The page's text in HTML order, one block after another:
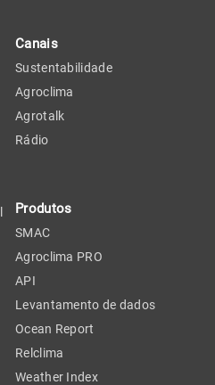
Canais
Sustentabilidade
Agroclima
Agrotalk
Rádio
Produtos
SMAC
Agroclima PRO
API
Levantamento de dados
Ocean Report
Relclima
Weather Index